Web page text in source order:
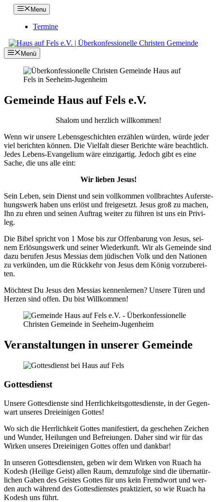
Zum
Inhalt
springen
Menu
Ter­mi­ne
Menü
Gemein­de Haus auf Fels e.V.
Shalom und herz­lich will­kom­men!
Wenn wir unse­re Lebens­ge­schich­ten erzäh­len wür­den, wür­de jeder
viel berich­ten kön­nen. Die Viel­falt die­ser Berich­te wäre beacht­lich.
Jedes Lebens-Evan­ge­li­um wäre ein­zig­ar­tig. Jedoch gibt es eine
Sache, die uns alle eint:
Wir lie­ben Jesus!
Sein Leben, sein Dienst und sein voll­kom­men voll­brach­tes Auf­er­ste­
hungs­werk haben uns erlöst und frei­ge­setzt. Jesus groß zu machen,
Ihn zu ehren und sei­nen Auf­trag wei­ter zu füh­ren ist uns ein Pri­vi­
leg.
Die Bibel spricht von 1 Mose bis zur Offen­ba­rung von Jesus, sei­
nem Erlö­sungs­werk und sei­ner Wie­der­kunft. Wir als Gemein­de sind
dazu beru­fen Jesus Mes­si­as dem jüdi­schen Volk und den Natio­nen
zu ver­kün­den, um die Rück­kehr von Jesus dem König vor­zu­be­rei­
ten.
Möch­test Du Jesus den Mes­si­as ken­nen­ler­nen? Unse­re Türen und
Her­zen sind offen. Du bist Will­kom­men!
Ver­an­stal­tun­gen in unse­rer Gemein­de
Got­tes­dienst
Unse­re Got­tes­diens­te sind Herr­lich­keits­got­tes­diens­te, in der Gegen­
wart unse­res Drei­ei­ni­gen Got­tes!
Wo sich die Herr­lich­keit Got­tes mani­fes­tiert, da gesche­hen Zei­chen
und Wun­der, Hei­lun­gen und Befrei­un­gen. Daher sind wir für das
Wir­ken unse­res Drei­ei­ni­gen Got­tes offen und dank­bar!
In unse­ren Got­tes­diens­ten, geben wir dem Wir­ken von Ruach ha
Kodesh (Hei­li­ge Geist) allen Raum, dem­zu­fol­ge sind die über­na­tür­
li­chen Gaben des Geis­tes Got­tes für uns kein Fremd­wort und wer­
den auch wäh­rend des Got­tes­diens­tes prak­ti­ziert, so wie Ruach ha
Kodesh uns führt.